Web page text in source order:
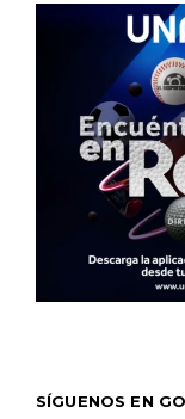
SÍGUENOS EN